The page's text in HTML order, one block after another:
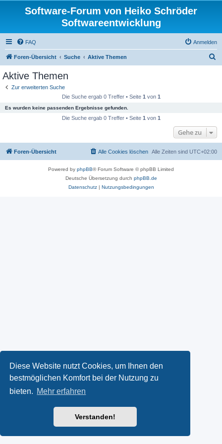
Diese Website nutzt Cookies, um Ihnen den
bestmöglichen Komfort bei der Nutzung zu
bieten. Mehr erfahren
Verstanden!
Software-Forum von Heiko Schröder
Softwareentwicklung
FAQ Anmelden
Foren-Übersicht Suche Aktive Themen
Aktive Themen
Zur erweiterten Suche
Die Suche ergab 0 Treffer • Seite 1 von 1
Es wurden keine passenden Ergebnisse gefunden.
Die Suche ergab 0 Treffer • Seite 1 von 1
Gehe zu
Foren-Übersicht Alle Zeiten sind UTC+02:00
Alle Cookies löschen
Powered by phpBB® Forum Software © phpBB Limited
Deutsche Übersetzung durch phpBB.de
Datenschutz| Nutzungsbedingungen